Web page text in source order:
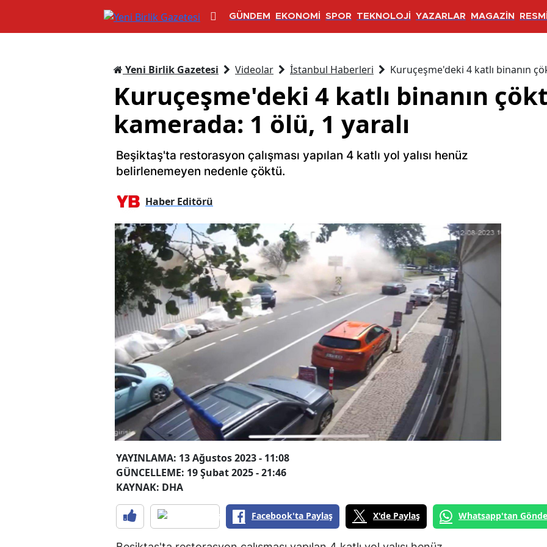
GÜNDEM EKONOMİ SPOR TEKNOLOJİ YAZARLAR MAGAZİN
Yeni Birlik Gazetesi Videolar İstanbul Haberleri Kuruçeşme'deki 4 katlı binanın
Kuruçeşme'deki 4 katlı binanın
kamerada: 1 ölü, 1 yaralı
Beşiktaş'ta restorasyon çalışması yapılan 4 katlı yol yalısı henüz
belirlenemeyen nedenle çöktü.
Haber Editörü
YAYINLAMA: 13 Ağustos 2023 - 11:08
GÜNCELLEME: 19 Şubat 2025 - 21:46
KAYNAK: DHA
Facebook'ta Paylaş X'de Paylaş Whatsapp'tan